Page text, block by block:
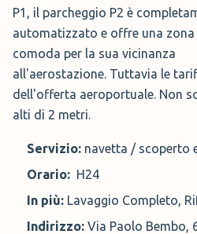
P1, il parcheggio P2 è
automatizzato e offre una
comoda per la sua vicinanza
all'aerostazione. Tuttavia le
dell'offerta aeroportuale. Non
alti di 2 metri.
Servizio: navetta / scoperto
Orario: H24
In più: Lavaggio Completo,
Indirizzo: Via Paolo Bembo,